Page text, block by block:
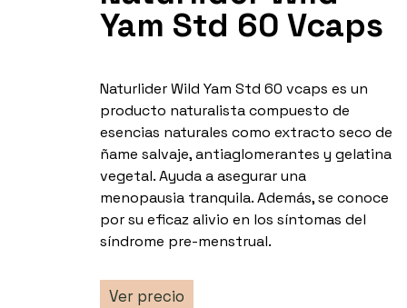
Yam Std 60 Vcaps
Naturlider Wild Yam Std 60 vcaps es un
producto naturalista compuesto de
esencias naturales como extracto seco de
ñame salvaje, antiaglomerantes y gelatina
vegetal. Ayuda a asegurar una
menopausia tranquila. Además, se conoce
por su eficaz alivio en los síntomas del
síndrome pre-menstrual.
Ver precio